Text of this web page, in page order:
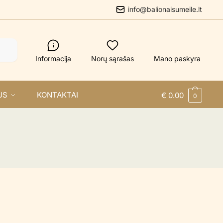
info@balionaisumeile.lt
Informacija Norų sąrašas Mano paskyra
KONTAKTAI € 0.00 0